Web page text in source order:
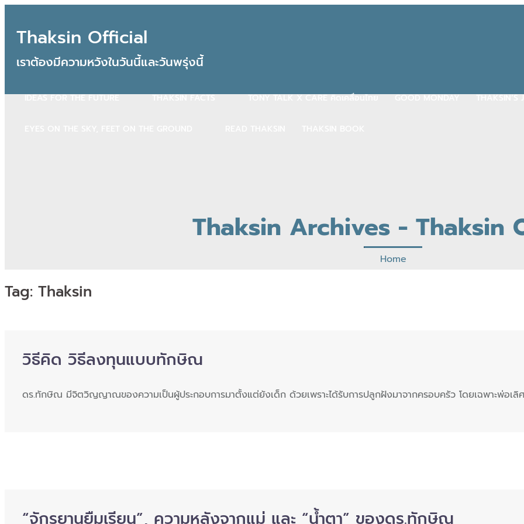
Thaksin Official
เราต้องมีความหวังในวันนี้และวันพรุ่งนี้
IDEAS FOR THE FUTURE THAKSIN FACTS TONY TALK X CARE คิดเคลื่อนไทย GOOD MONDAY THAKSIN’S
Thaksin Archives - Thaksin
Home
Tag: Thaksin
วิธีคิด วิธีลงทุนแบบทักษิณ
ดร.ทักษิณ มีจิตวิญญาณของความเป็นผู้ประกอบการมาตั้งแต่ยังเด็ก ด้วยเพราะได้รับการปลูกฝังมาจากครอบครัว โดยเฉพาะพ่อเลิ
“จักรยานยืมเรียน”, ความหลังจากแม่ และ “น้ำตา” ของดร.ทักษิณ